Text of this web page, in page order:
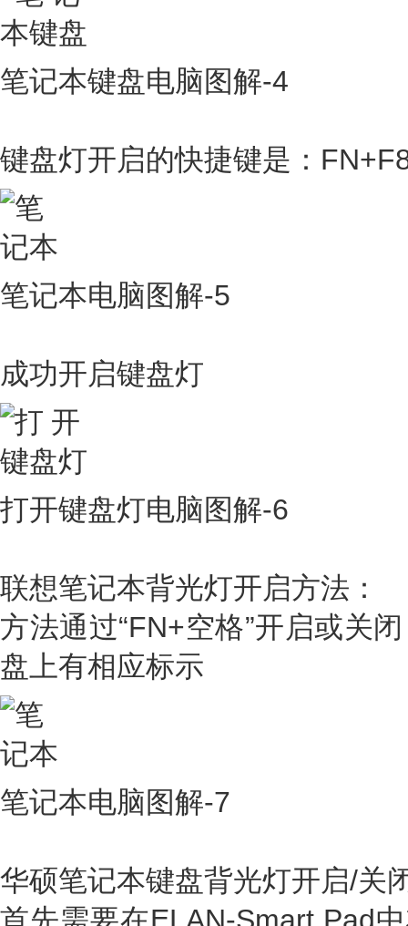
笔记本键盘电脑图解-4
键盘灯开启的快捷键是：
笔记本电脑图解-5
成功开启键盘灯
打开键盘灯电脑图解-6
联想笔记本背光灯开启方法：
方法通过“FN+空格”开启或关
盘上有相应标示
笔记本电脑图解-7
华硕笔记本键盘背光灯开启/关